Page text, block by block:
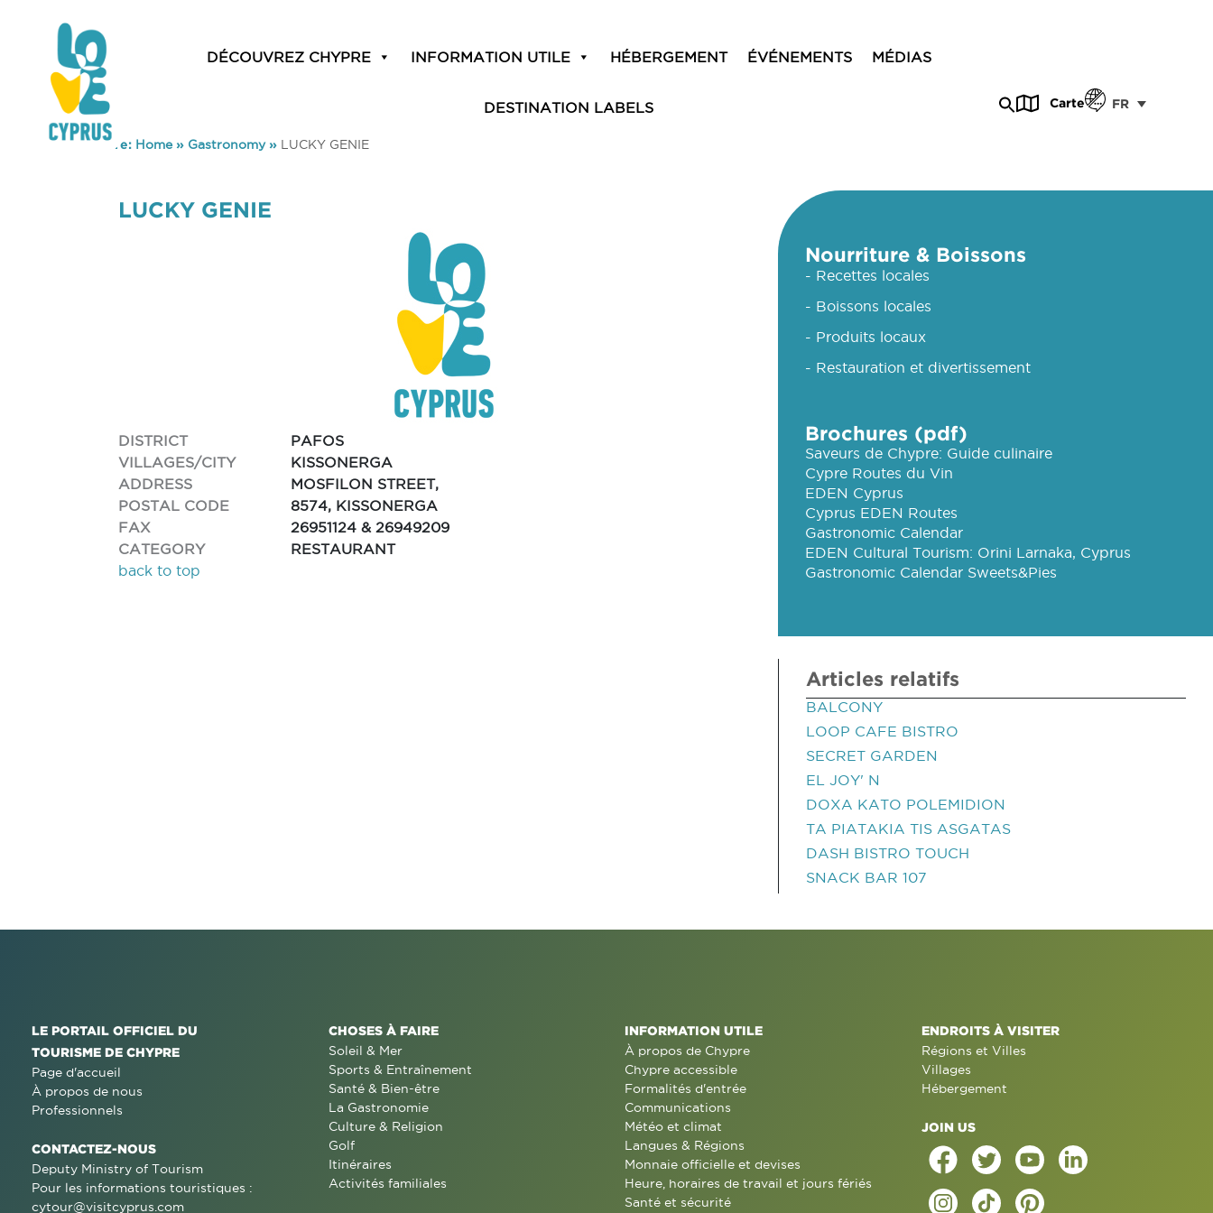
DÉCOUVREZ CHYPRE INFORMATION UTILE HÉBERGEMENT ÉVÉNEMENTS MÉDIAS
DESTINATION LABELS Carte FR
You are here: Home» Gastronomy» LUCKY GENIE
LUCKY GENIE
DISTRICT
PAFOS
VILLAGES/CITY
KISSONERGA
ADDRESS
MOSFILON STREET,
POSTAL CODE
8574, KISSONERGA
FAX
26951124 & 26949209
CATEGORY
RESTAURANT
back to top
Nourriture & Boissons
- Recettes locales
- Boissons locales
- Produits locaux
- Restauration et divertissement
Brochures (pdf)
Saveurs de Chypre: Guide culinaire
Cypre Routes du Vin
EDEN Cyprus
Cyprus EDEN Routes
Gastronomic Calendar
EDEN Cultural Tourism: Orini Larnaka, Cyprus
Gastronomic Calendar Sweets&Pies
Articles relatifs
BALCONY
LOOP CAFE BISTRO
SECRET GARDEN
EL JOY' N
DOXA KATO POLEMIDION
TA PIATAKIA TIS ASGATAS
DASH BISTRO TOUCH
SNACK BAR 107
LE PORTAIL OFFICIEL DU
TOURISME DE CHYPRE
Page d'accueil
À propos de nous
Professionnels
CONTACTEZ-NOUS
Deputy Ministry of Tourism
Pour les informations touristiques :
cytour@visitcyprus.com
CHOSES À FAIRE
Soleil & Mer
Sports & Entraînement
Santé & Bien-être
La Gastronomie
Culture & Religion
Golf
Itinéraires
Activités familiales
INFORMATION UTILE
À propos de Chypre
Chypre accessible
Formalités d'entrée
Communications
Météo et climat
Langues & Régions
Monnaie officielle et devises
Heure, horaires de travail et jours fériés
Santé et sécurité
ENDROITS À VISITER
Régions et Villes
Villages
Hébergement
JOIN US